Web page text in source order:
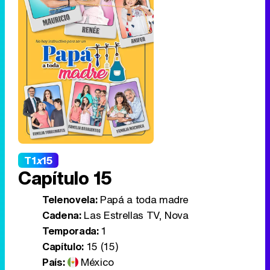
T1x15
Capítulo 15
Telenovela:Papá a toda madre
Cadena:Las Estrellas TV, Nova
Temporada:1
Capítulo:15 (15)
País:
México